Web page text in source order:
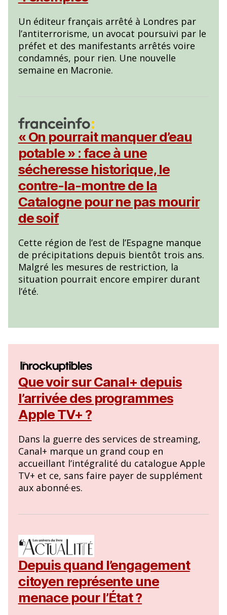
Un éditeur français arrêté à Londres par
l’antiterrorisme, un avocat poursuivi par le
préfet et des manifestants arrêtés voire
condamnés, pour rien. Une nouvelle
semaine en Macronie.
« On pourrait manquer d’eau
potable » : face à une
sécheresse historique, le
contre-la-montre de la
Catalogne pour ne pas mourir
de soif
Cette région de l’est de l’Espagne manque
de précipitations depuis bientôt trois ans.
Malgré les mesures de restriction, la
situation pourrait encore empirer durant
l’été.
Que voir sur Canal+ depuis
l’arrivée des programmes
Apple TV+ ?
Dans la guerre des services de streaming,
Canal+ marque un grand coup en
accueillant l’intégralité du catalogue Apple
TV+ et ce, sans faire payer de supplément
aux abonné·es.
Depuis quand l’engagement
citoyen représente une
menace pour l’État ?